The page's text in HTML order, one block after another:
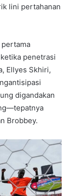
lini pertahanan
penetrasi
Ellyes Skhiri,
digandakan
Brobbey.